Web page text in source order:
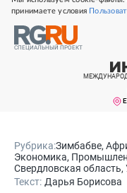
принимаете условия
СПЕЦИАЛЬНЫЙ ПРОЕКТ
Рубрика:Зимбабве,
Экономика,
Свердловская область,
Текст: Дарья Борисова